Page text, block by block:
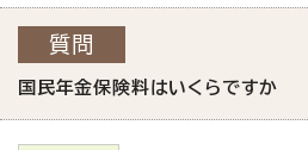
質問
国民年金保険料はいくらですか